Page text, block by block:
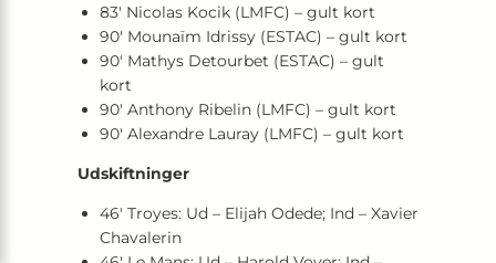
83′ Nicolas Kocik (LMFC) – gult kort
90′ Mounaïm Idrissy (ESTAC) – gult kort
90′ Mathys Detourbet (ESTAC) – gult
kort
90′ Anthony Ribelin (LMFC) – gult kort
90′ Alexandre Lauray (LMFC) – gult kort
Udskiftninger
46′ Troyes: Ud – Elijah Odede; Ind – Xavier
Chavalerin